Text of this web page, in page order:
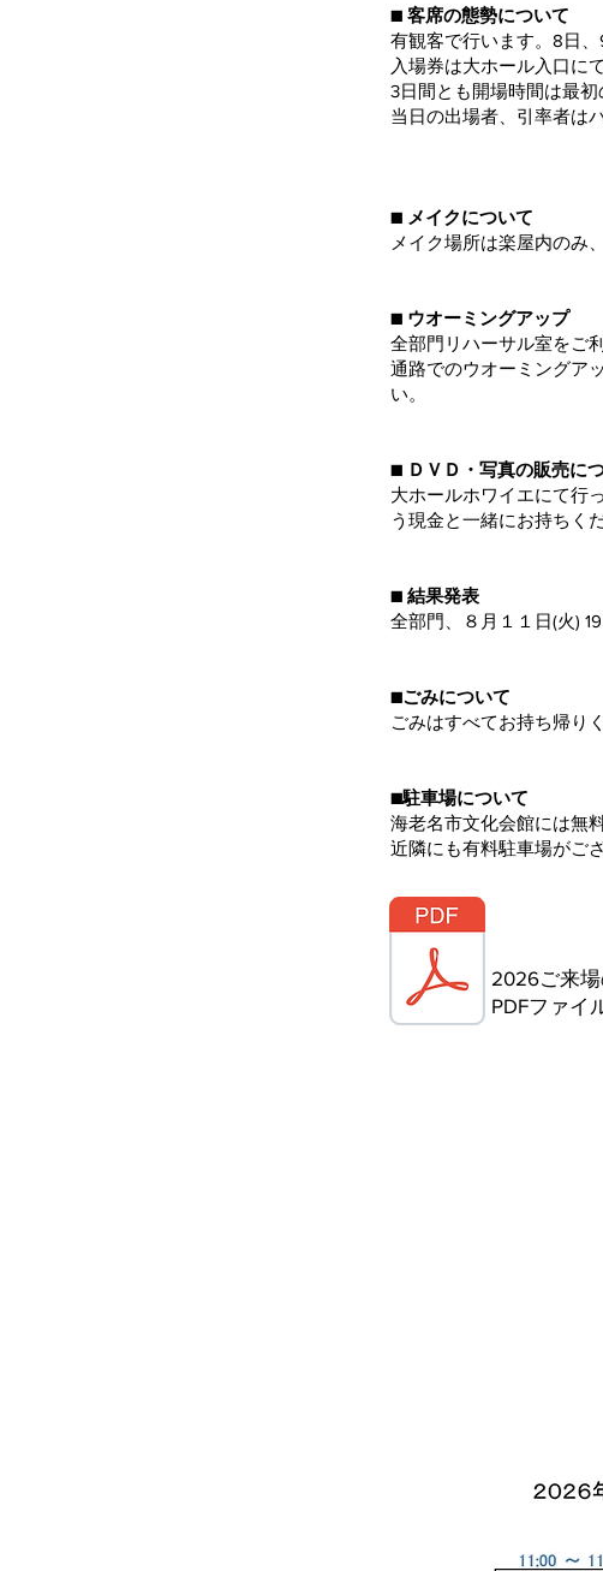
■ 客席の態勢について
有観客で行います。8日、
入場券は大ホール入口に
3日間とも開場時間は最初
当日の出場者、引率者は
■ メイクについて
メイク場所は楽屋内のみ
■ ウオーミングアップ
全部門リハーサル室をご
通路でのウオーミングア
い。
■ ＤＶＤ・写真の販売に
大ホールホワイエにて行
う現金と一緒にお持ちく
■ 結果発表
全部門、８月１１日(火)
■ごみについて
ごみはすべてお持ち帰り
■駐車場について
海老名市文化会館には無
近隣にも有料駐車場がご
​2026ご来
PDFファイ